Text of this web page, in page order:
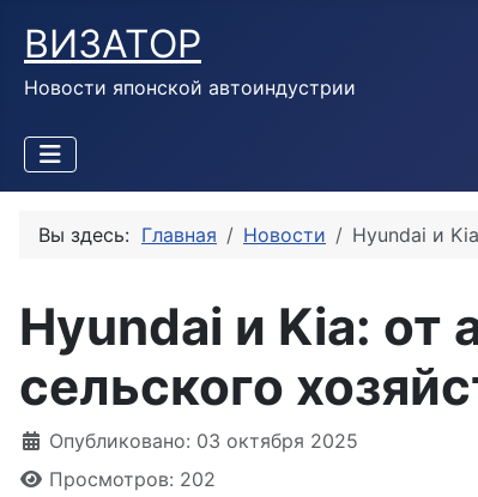
ВИЗАТОР
Новости японской автоиндустрии
Вы здесь: Главная Новости Hyundai и
Hyundai и Kia: от
сельского
Информация о материале
Опубликовано: 03 октября 2025
Просмотров: 202